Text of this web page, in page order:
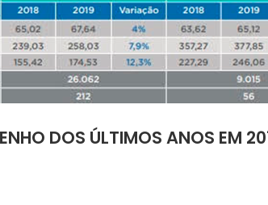
DOS ÚLTIMOS ANOS EM